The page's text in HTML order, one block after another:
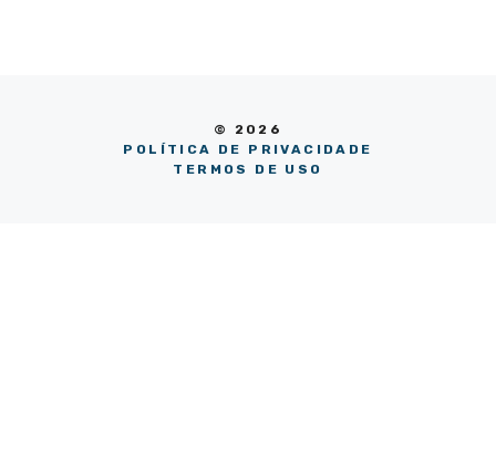
© 2026
POLÍTICA DE PRIVACIDADE
TERMOS DE USO